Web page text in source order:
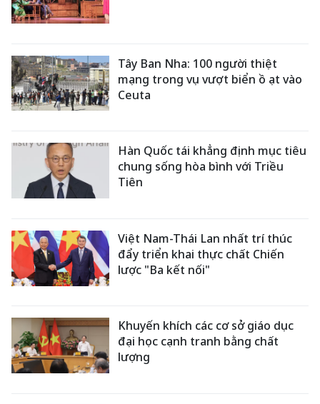
Tây Ban Nha: 100 người thiệt
mạng trong vụ vượt biển ồ ạt vào
Ceuta
Hàn Quốc tái khẳng định mục tiêu
chung sống hòa bình với Triều
Tiên
Việt Nam-Thái Lan nhất trí thúc
đẩy triển khai thực chất Chiến
lược "Ba kết nối"
Khuyến khích các cơ sở giáo dục
đại học cạnh tranh bằng chất
lượng